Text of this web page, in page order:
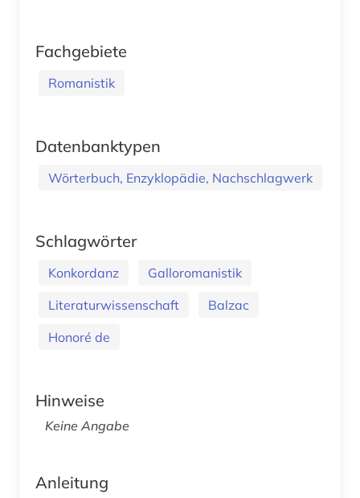
Fachgebiete
Romanistik
Datenbanktypen
Wörterbuch, Enzyklopädie, Nachschlagwerk
Schlagwörter
Konkordanz
Galloromanistik
Literaturwissenschaft
Balzac
Honoré de
Hinweise
Keine Angabe
Anleitung